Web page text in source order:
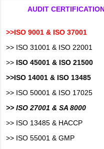
AUDIT
>>ISO 9001 & ISO 37001
>> ISO 31001 & ISO 22001
>> ISO 45001 & ISO 21500
>>ISO 14001 & ISO 13485
>> ISO 50001 & ISO 17025
>> ISO 27001 & SA 8000
>> ISO 13485 & HACCP
>> ISO 55001 & GMP